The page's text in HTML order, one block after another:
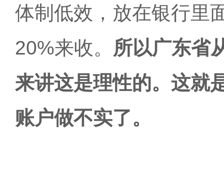
体制低效，放在银行里
20%来收。 所以广东省
来讲这是理性的。这就
账户做不实了。